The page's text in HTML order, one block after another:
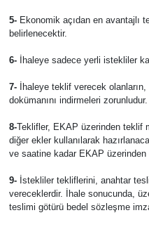
5-Ekonomik açıdan en avantajlı
belirlenecektir.
6-İhaleye sadece yerli istekliler
7-İhaleye teklif verecek
dokümanını indirmeleri zorunludur.
8-Teklifler, EKAP üzerinden teklif
diğer ekler kullanılarak
ve saatine kadar EKAP üzerinden
9-İstekliler tekliflerini, anahtar
vereceklerdir. İhale sonucunda,
teslimi götürü bedel sözleşme